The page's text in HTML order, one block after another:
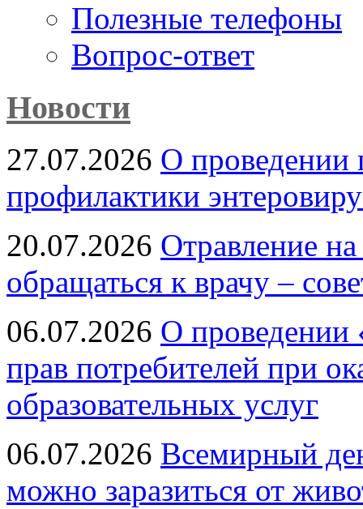
Полезные телефоны
Вопрос-ответ
Новости
27.07.2026 О проведении
профилактики
20.07.2026 Отравление
обращаться к врачу –
06.07.2026 О проведении
прав потребителей при
образовательных услуг
06.07.2026 Всемирный
можно заразиться от